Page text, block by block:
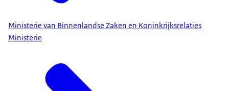
Ministerie van Binnenlandse Zaken en Koninkrijksrelaties
Ministerie